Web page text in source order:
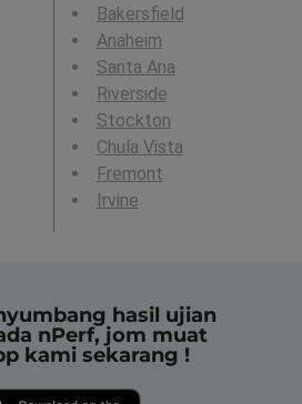
Bakersfield
Anaheim
Santa Ana
Riverside
Stockton
Chula Vista
Fremont
Irvine
hasil ujian
nPerf, jom muat
kami sekarang !